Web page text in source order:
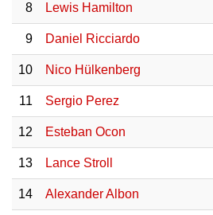
8 Lewis Hamilton
9 Daniel Ricciardo
10 Nico Hülkenberg
11 Sergio Perez
12 Esteban Ocon
13 Lance Stroll
14 Alexander Albon